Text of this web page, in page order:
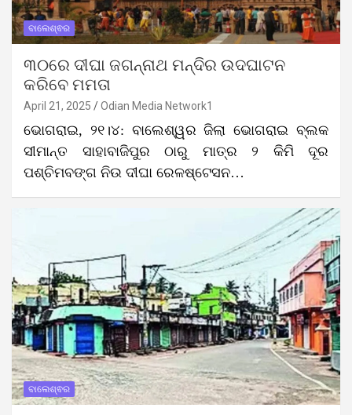
ବାଲେଶ୍ଵର
୩୦ରେ ଦୀଘା ଜଗନ୍ନାଥ ମନ୍ଦିର ଉଦଘାଟନ
କରିବେ ମମତା
April 21, 2025 Odian Media Network1
ଭୋଗରାଇ, ୨୧।୪: ବାଲେଶ୍ୱର ଜିଲା ଭୋଗରାଇ ବ୍ଲକ
ସୀମାନ୍ତ ସାହାବାଜିପୁର ଠାରୁ ମାତ୍ର ୨ କିମି ଦୂର
ପଶ୍ଚିମବଙ୍ଗ ନିଉ ଦୀଘା ରେଳଷ୍ଟେସନ…
ବାଲେଶ୍ଵର